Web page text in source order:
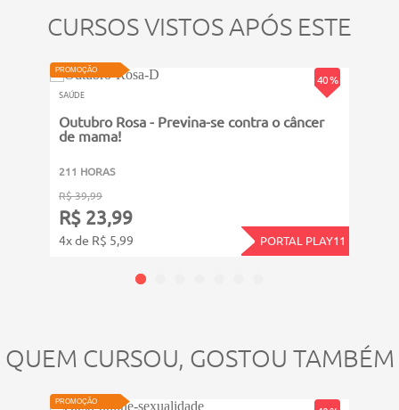
- Tônus Autonômico;
• Aula 06
- Fatores Humorais
- Ventilação Altera a PIT
CURSOS VISTOS APÓS ESTE
40 %
PROMOÇÃO
SAÚDE
Outubro Rosa - Previna-se contra o câncer
de mama!
211 HORAS
R$ 39,99
R$ 23,99
4x de R$ 5,99 PORTAL PLAY11
QUEM CURSOU, GOSTOU TAMBÉM
PROMOÇÃO